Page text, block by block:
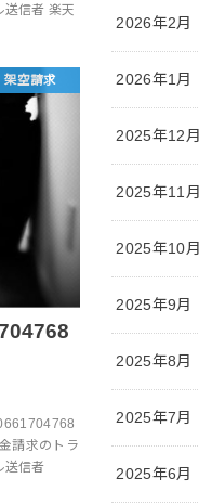
送信者 楽天
架空請求
請求のトラ
送信者
2026年2月
2026年1月
2025年12月
2025年11月
2025年10月
2025年9月
2025年8月
2025年7月
2025年6月